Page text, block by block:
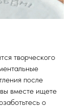
творческого
после
вместе ищете
о